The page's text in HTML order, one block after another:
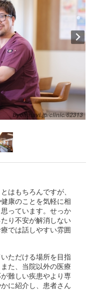
はもちろんですが、
康のことを気軽に相
っています。せっか
り不安が解消しない
では話しやすい雰囲
ただける場所を目指
た、当院以外の医療
難しい疾患やより専
に紹介し、患者さん